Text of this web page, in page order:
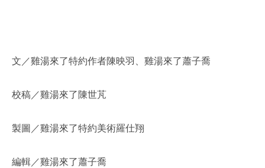
文／雞湯來了特約作者陳映羽、雞湯來了蕭子喬
校稿／雞湯來了陳世芃
製圖／雞湯來了特約美術羅仕翔
編輯／雞湯來了蕭子喬